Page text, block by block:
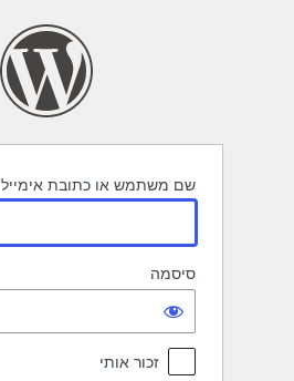
שם משתמש או כתובת אימייל
סיסמה
זכור אותי